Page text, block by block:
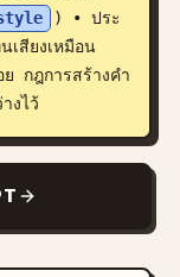
) • ประ
เสียงเหมือน
กฎการสร้างคำ
งไว้